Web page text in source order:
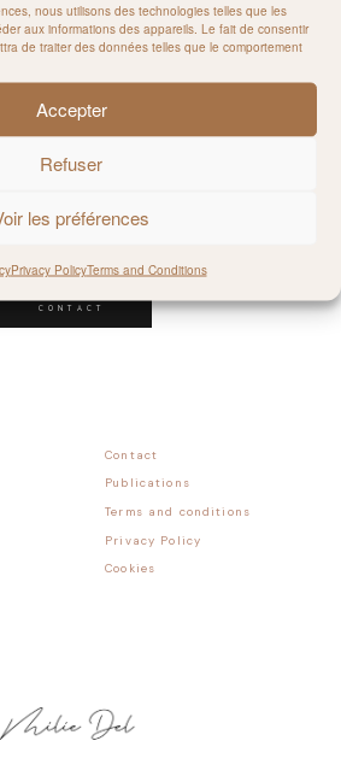
nous utilisons des technologies telles que les
aux informations des appareils. Le fait de consentir
de traiter des données telles que le comportement
Accepter
Refuser
les préférences
Privacy PolicyTerms and Conditions
Contact
Publications
Terms and conditions
CONTACT
Privacy Policy
Cookies